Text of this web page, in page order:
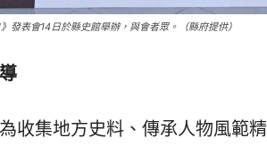
發表會14日於縣史館舉辦，與會者眾。（縣府提供）
收集地方史料、傳承人物風範